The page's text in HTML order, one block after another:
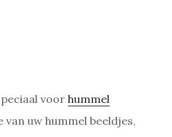
voor hummel
van uw hummel beeldjes,